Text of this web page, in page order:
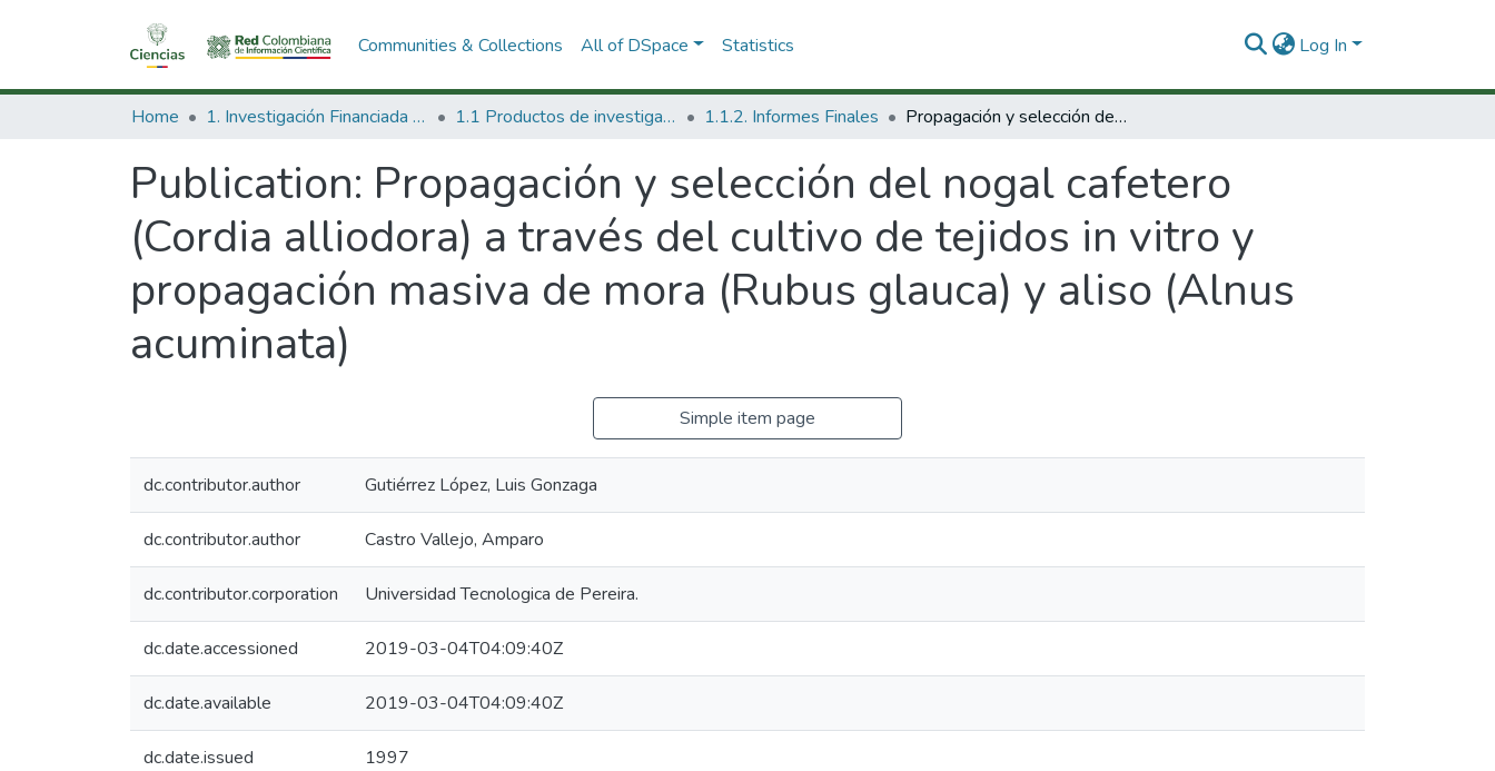
Communities & Collections All of DSpace Statistics Log In
Home 1. Investigación Financiada con Recursos Públicos 1.1 Productos de investigación 1.1.2. Informes Finales Propagación y selección del nogal cafetero (Cordia alliodora) a través del cultivo de tejidos in vitro y propagación masiva de mora (Rubus glauca) y aliso (Alnus acuminata)
Publication: Propagación y selección del nogal cafetero
(Cordia alliodora) a través del cultivo de tejidos in vitro y
propagación masiva de mora (Rubus glauca) y aliso (Alnus
acuminata)
Simple item page
dc.contributor.author Gutiérrez López, Luis Gonzaga
dc.contributor.author Castro Vallejo, Amparo
dc.contributor.corporation Universidad Tecnologica de Pereira.
dc.date.accessioned 2019-03-04T04:09:40Z
dc.date.available 2019-03-04T04:09:40Z
dc.date.issued 1997